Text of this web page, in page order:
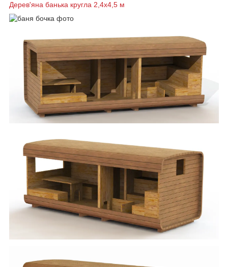
Дерев'яна банька кругла 2,4х4,5 м